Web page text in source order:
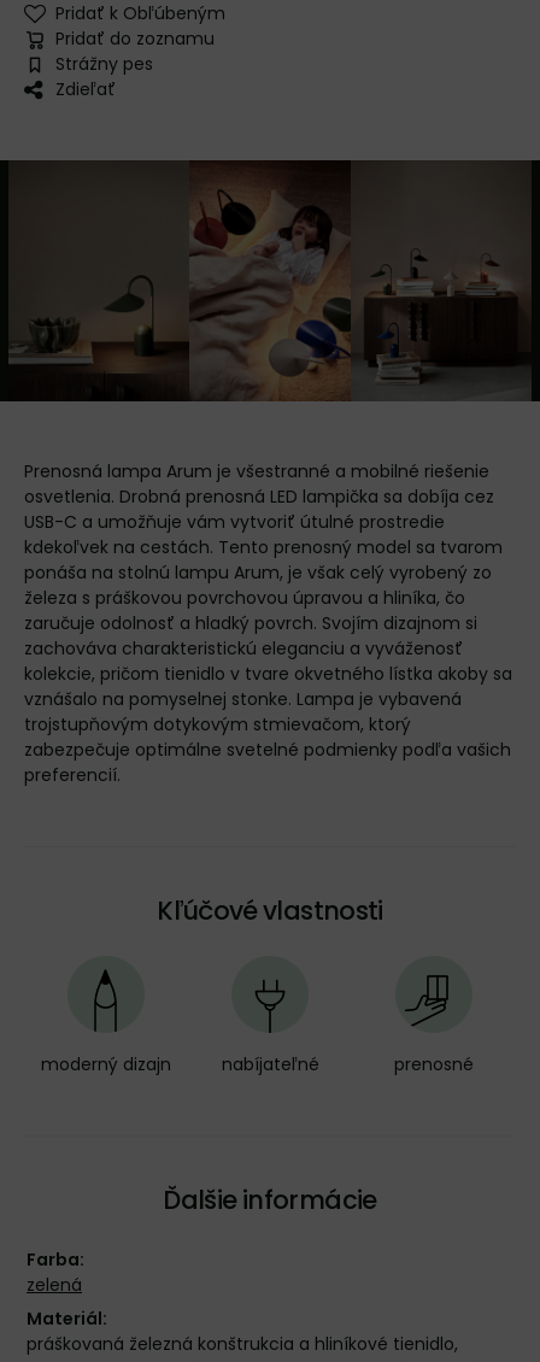
Pridať k Obľúbeným
Pridať do zoznamu
Strážny pes
Zdieľať
Prenosná lampa Arum je všestranné a mobilné riešenie
osvetlenia. Drobná prenosná LED lampička sa dobíja cez
USB-C a umožňuje vám vytvoriť útulné prostredie
kdekoľvek na cestách. Tento prenosný model sa tvarom
ponáša na stolnú lampu Arum, je však celý vyrobený zo
železa s práškovou povrchovou úpravou a hliníka, čo
zaručuje odolnosť a hladký povrch. Svojím dizajnom si
zachováva charakteristickú eleganciu a vyváženosť
kolekcie, pričom tienidlo v tvare okvetného lístka akoby sa
vznášalo na pomyselnej stonke. Lampa je vybavená
trojstupňovým dotykovým stmievačom, ktorý
zabezpečuje optimálne svetelné podmienky podľa vašich
preferencií.
Kľúčové vlastnosti
moderný dizajn nabíjateľné prenosné
Ďalšie informácie
Farba:
zelená
Materiál:
práškovaná železná konštrukcia a hliníkové tienidlo,